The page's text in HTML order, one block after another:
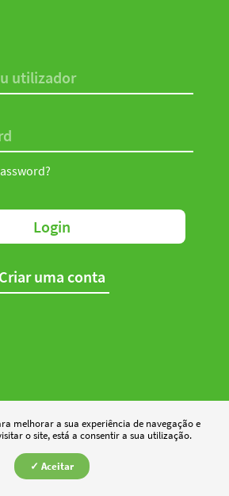
Login
Criar uma conta
melhorar a sua experiência de navegação e
o site, está a consentir a sua utilização.
✓ Aceitar